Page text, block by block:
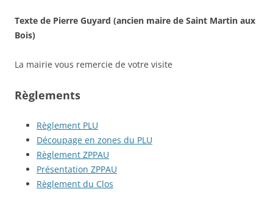
Texte de Pierre Guyard (ancien maire de Saint Martin aux
Bois)
La mairie vous remercie de votre visite
Règlements
Règlement PLU
Découpage en zones du PLU
Règlement ZPPAU
Présentation ZPPAU
Règlement du Clos